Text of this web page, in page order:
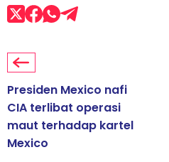
Presiden Mexico nafi
CIA terlibat operasi
maut terhadap kartel
Mexico